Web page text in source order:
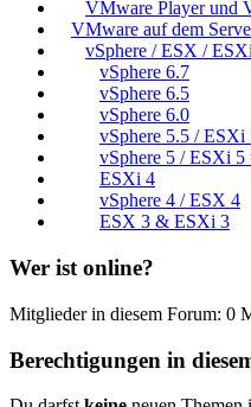
VMware Player und
VMware auf dem
vSphere / ESX /
vSphere 6.7
vSphere 6.5
vSphere 6.0
vSphere 5.5 / ESXi
vSphere 5 / ESXi 5
ESXi 4
vSphere 4 / ESX 4
ESX 3 & ESXi 3
Wer ist online?
Mitglieder in diesem Forum: 0
Berechtigungen in